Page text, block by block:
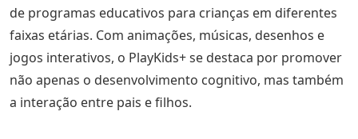
de programas educativos para crianças em diferentes
faixas etárias. Com animações, músicas, desenhos e
jogos interativos, o PlayKids+ se destaca por promover
não apenas o desenvolvimento cognitivo, mas também
a interação entre pais e filhos.